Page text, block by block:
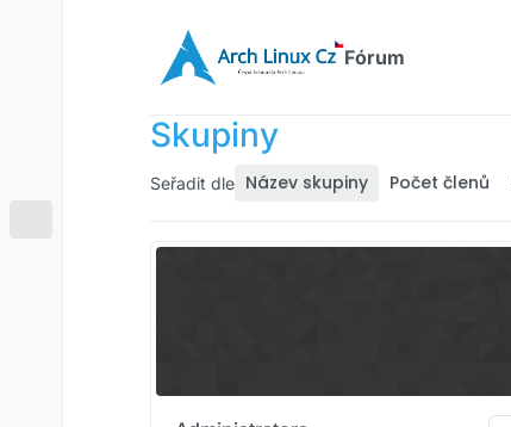
Fórum
Skupiny
Seřadit dle Název skupiny Počet členů